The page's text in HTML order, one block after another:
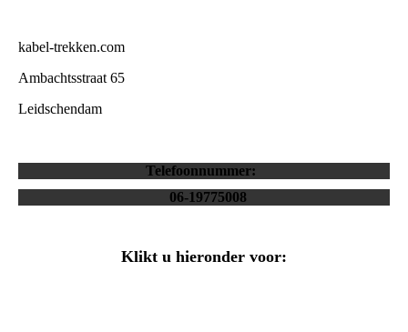
kabel-trekken.com
Ambachtsstraat 65
Leidschendam
Telefoonnummer:
06-19775008
Klikt u hieronder voor: